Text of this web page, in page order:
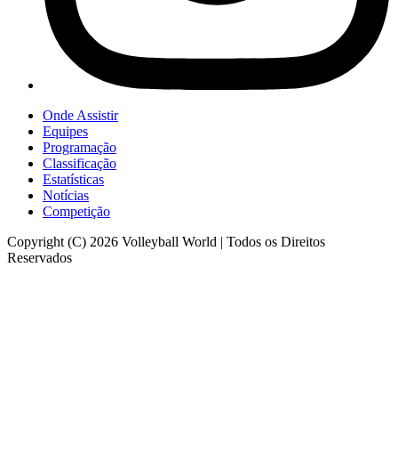
Onde Assistir
Equipes
Programação
Classificação
Estatísticas
Notícias
Competição
Copyright (C) 2026 Volleyball World | Todos os Direitos
Reservados